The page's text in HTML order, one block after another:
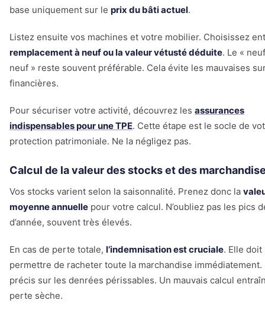
base uniquement sur le prix du bâti actuel.
Listez ensuite vos machines et votre mobilier. Choisissez
remplacement à neuf ou la valeur vétusté déduite. Le «
neuf » reste souvent préférable. Cela évite les mauvaises
financières.
Pour sécuriser votre activité, découvrez les assurances
indispensables pour une TPE. Cette étape est le socle de
protection patrimoniale. Ne la négligez pas.
Calcul de la valeur des stocks et des
Vos stocks varient selon la saisonnalité. Prenez donc la
moyenne annuelle pour votre calcul. N’oubliez pas les pics
d’année, souvent très élevés.
En cas de perte totale, l’indemnisation est cruciale. Elle doit
permettre de racheter toute la marchandise immédiatement.
précis sur les denrées périssables. Un mauvais calcul
perte sèche.